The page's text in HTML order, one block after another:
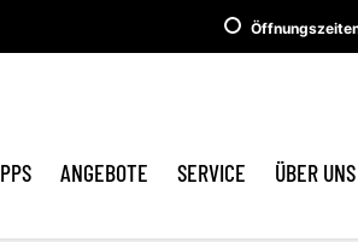
ANGEBOTE SERVICE ÜBER UNS